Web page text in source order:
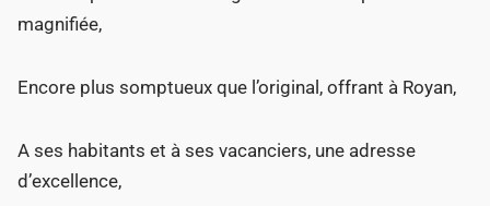
magnifiée,
Encore plus somptueux que l’original, offrant à Royan,
A ses habitants et à ses vacanciers, une adresse
d’excellence,